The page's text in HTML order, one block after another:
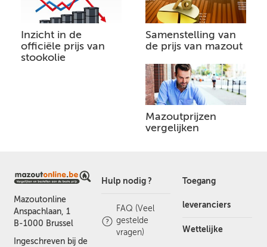
Inzicht in de
officiële prijs van
stookolie
Samenstelling van
de prijs van mazout
Mazoutprijzen
vergelijken
Mazoutonline
Anspachlaan, 1
B-1000 Brussel
Ingeschreven bij de
Hulp nodig ?
FAQ (Veel
gestelde
vragen)
Toegang
leveranciers
Wettelijke